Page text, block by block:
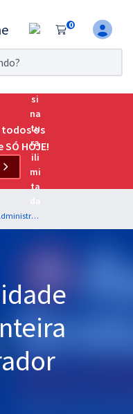
0
da
todos os
HOJE!
UFFS - Universidade Federal da Fronteira Sul - Administrador